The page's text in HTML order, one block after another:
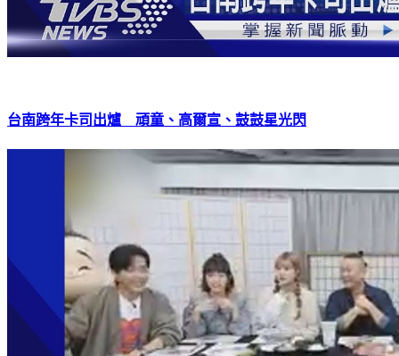
台南跨年卡司出爐 頑童、高爾宣、鼓鼓星光閃